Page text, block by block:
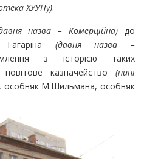
ХУУПу).
назва – Комерційна) до
(давня назва –
з історією таких
повітове казначейство (нині
, особняк М.Шильмана, особняк